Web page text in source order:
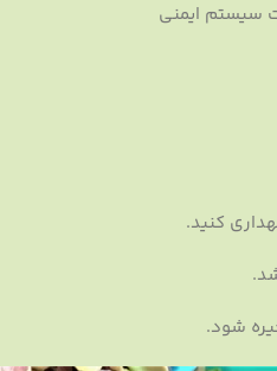
سیستم ایمنی
کنید.